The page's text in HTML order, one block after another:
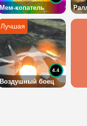
Мем-копатель
Воздушный боец
4.4